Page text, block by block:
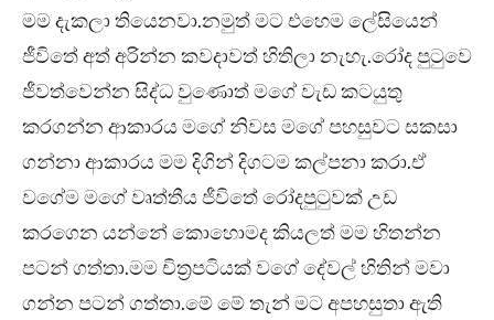
මම දැකලා තියෙනවා.නමුත් මට එහෙම ලේසියෙන්
ජීවිතේ අත් අරින්න කවදාවත් හිතිලා නැහැ.රෝද පුටුවෙ
ජීවත්වෙන්න සිද්ධ වුණොත් මගේ වැඩ කටයුතු
කරගන්න ආකාරය මගේ නිවස මගේ පහසුවට සකසා
ගන්නා ආකාරය මම දිගින් දිගටම කල්පනා කරා.ඒ
වගේම මගේ වෘත්තීය ජීවිතේ රෝදපුටුවක් උඩ
කරගෙන යන්නේ කොහොමද කියලත් මම හිතන්න
පටන් ගත්තා.මම චිත්‍රපටියක් වගේ දේවල් හිතින් මවා
ගන්න පටන් ගත්තා.මේ මේ තැන් මට අපහසුතා ඇති